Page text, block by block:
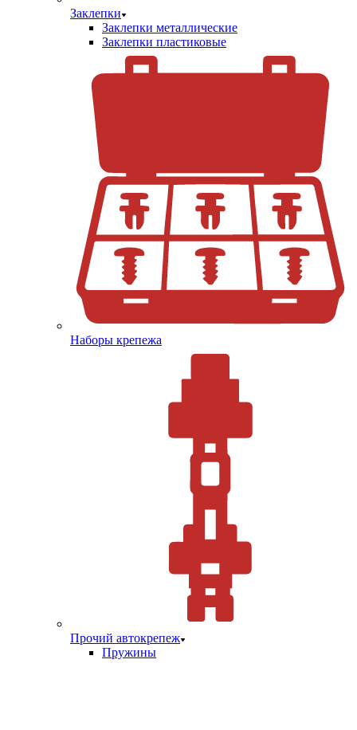
Заклепки
Заклепки металлические
Заклепки пластиковые
Наборы крепежа
Прочий автокрепеж
Пружины